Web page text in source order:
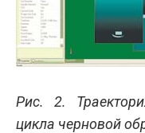
Рис. 2.
цикла черновой